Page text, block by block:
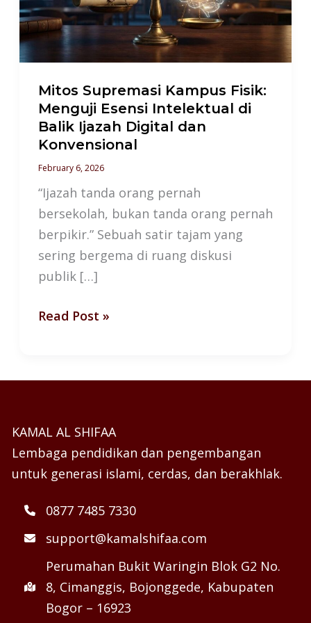
Mitos Supremasi Kampus Fisik:
Menguji Esensi Intelektual di
Balik Ijazah Digital dan
Konvensional
February 6, 2026
“Ijazah tanda orang pernah
bersekolah, bukan tanda orang pernah
berpikir.” Sebuah satir tajam yang
sering bergema di ruang diskusi
publik […]
Menguji
Esensi
Intelektual
Balik
Ijazah
Digital
dan
Konvensional
Read Post »
KAMAL AL SHIFAA
Lembaga pendidikan dan pengembangan
untuk generasi islami, cerdas, dan berakhlak.
0877 7485 7330
support@kamalshifaa.com
Perumahan Bukit Waringin Blok G2 No.
8, Cimanggis, Bojonggede, Kabupaten
Bogor – 16923